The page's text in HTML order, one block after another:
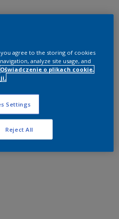
you agree to the storing of cookies
analyze site usage, and
Oświadczenie o plikach cookie,
Settings
Reject All